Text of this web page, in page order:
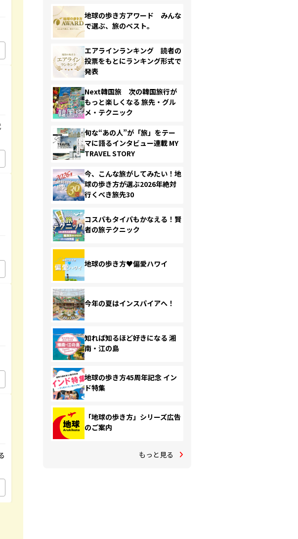
地球の歩き方アワード みんな
で選ぶ、旅のベスト。
エアラインランキング 読者の
投票をもとにランキング形式で
発表
Next韓国旅 次の韓国旅行が
もっと楽しくなる 旅先・グル
メ・テクニック
旬な“あの人”が「旅」をテー
マに語るインタビュー連載 MY
TRAVEL STORY
今、こんな旅がしてみたい！地
球の歩き方が選ぶ2026年絶対
行くべき旅先30
コスパもタイパもかなえる！賢
者の旅テクニック
地球の歩き方♥偏愛ハワイ
今年の夏はインスパイアへ！
知れば知るほど好きになる 湘
南・江の島
地球の歩き方45周年記念 イン
ド特集
「地球の歩き方」シリーズ広告
のご案内
もっと見る